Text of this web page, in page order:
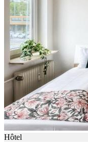
Hôtel